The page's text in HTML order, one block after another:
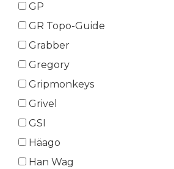
GP
GR Topo-Guide
Grabber
Gregory
Gripmonkeys
Grivel
GSI
Häago
Han Wag